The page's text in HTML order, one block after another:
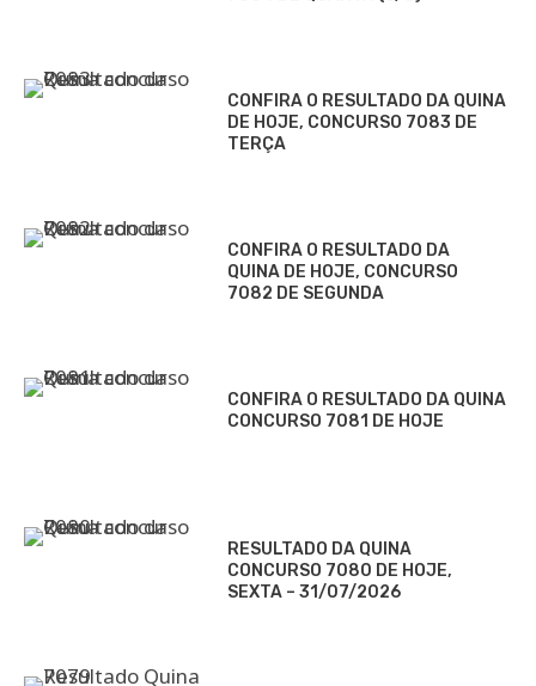
CONFIRA O RESULTADO DA QUINA
DE HOJE, CONCURSO 7083 DE
TERÇA
CONFIRA O RESULTADO DA
QUINA DE HOJE, CONCURSO
7082 DE SEGUNDA
CONFIRA O RESULTADO DA QUINA
CONCURSO 7081 DE HOJE
RESULTADO DA QUINA
CONCURSO 7080 DE HOJE,
SEXTA – 31/07/2026